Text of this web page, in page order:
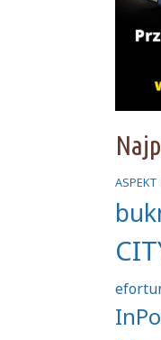
ASPEKT